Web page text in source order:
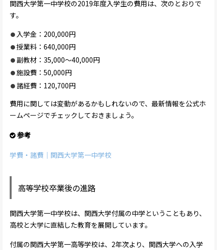
関西大学第一中学校の2019年度入学生の費用は、次のとおりで
す。
入学金：200,000円
授業料：640,000円
副教材：35,000～40,000円
施設費：50,000円
諸経費：120,700円
費用に関しては変動があるかもしれないので、最新情報を公式ホ
ームページでチェックしておきましょう。
参考
学費・諸費｜関西大学第一中学校
高等学校卒業後の進路
関西大学第一中学校は、関西大学付属の中学ということもあり、
高校と大学に直結した教育を展開しています。
付属の関西大学第一高等学校は、2年次より、関西大学への入学